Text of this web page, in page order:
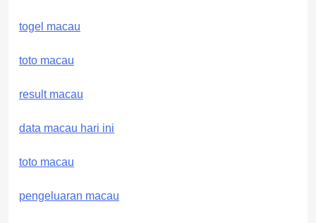
togel macau
toto macau
result macau
data macau hari ini
toto macau
pengeluaran macau